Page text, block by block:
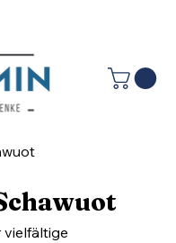
vielfältige